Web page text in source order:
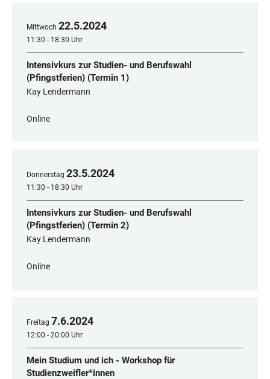
Mittwoch 22.5.2024
11:30 - 18:30 Uhr
Intensivkurs zur Studien- und Berufswahl
(Pfingstferien) (Termin 1)
Kay Lendermann
Online
Donnerstag 23.5.2024
11:30 - 18:30 Uhr
Intensivkurs zur Studien- und Berufswahl
(Pfingstferien) (Termin 2)
Kay Lendermann
Online
Freitag 7.6.2024
12:00 - 20:00 Uhr
Mein Studium und ich - Workshop für
Studienzweifler*innen